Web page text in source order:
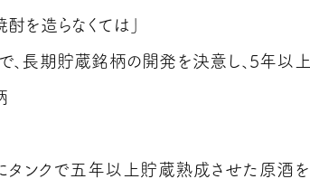
を造らなくては」
で、長期貯蔵銘柄の開発を決意し、5年
タンクで五年以上貯蔵熟成させた原酒を